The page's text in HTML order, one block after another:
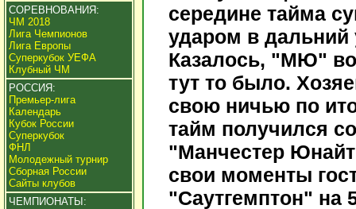
СОРЕВНОВАНИЯ:
ЧМ 2018
Лига Чемпионов
Лига Европы
Суперкубок УЕФА
Клубный ЧМ
РОССИЯ:
Премьер-лига
Календарь
Кубок России
Суперкубок
ФНЛ
Молодежный турнир
Сборная России
Сайты клубов
ЧЕМПИОНАТЫ:
середине тайма
ударом в дальний
Казалось, "МЮ"
тут то было.
свою ничью по
тайм получился
"Манчестер
свои моменты
"Саутгемптон" на